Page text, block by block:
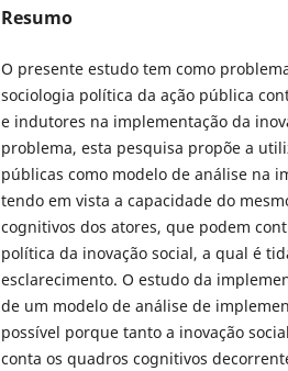
Resumo
O presente estudo tem como
sociologia política da ação pública
e indutores na implementação da
problema, esta pesquisa propõe a
públicas como modelo de análise na
tendo em vista a capacidade do
cognitivos dos atores, que podem
política da inovação social, a qual é
esclarecimento. O estudo da
de um modelo de análise de
possível porque tanto a inovação
conta os quadros cognitivos